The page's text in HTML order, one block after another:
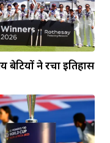
बेटियों ने रचा इतिहास